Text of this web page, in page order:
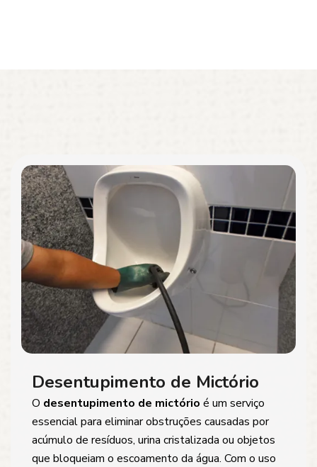
Desentupimento de Mictório
O desentupimento de mictório é um serviço
essencial para eliminar obstruções causadas por
acúmulo de resíduos, urina cristalizada ou objetos
que bloqueiam o escoamento da água. Com o uso